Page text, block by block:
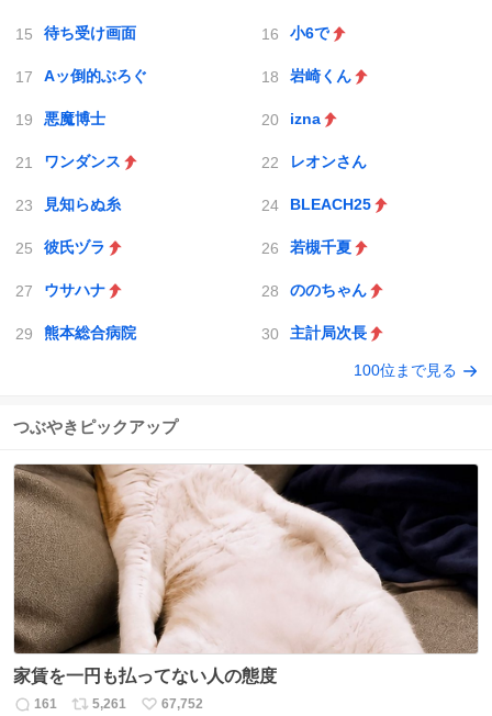
待ち受け画面 小6で
Aッ倒的ぶろぐ 岩崎くん
悪魔博士 izna
ワンダンス レオンさん
見知らぬ糸 BLEACH25
彼氏ヅラ 若槻千夏
ウサハナ ののちゃん
熊本総合病院 主計局次長
100位まで見る
つぶやきピックアップ
家賃を一円も払ってない人の態度
161 5,261 67,752